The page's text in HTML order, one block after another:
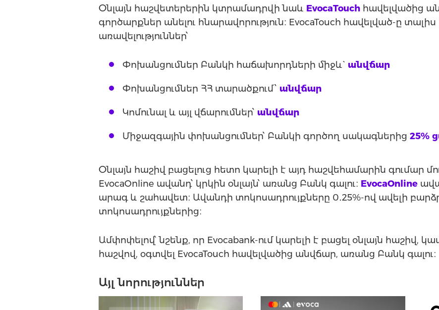
Օնլայն հաշվետերերին կտրամադրվի նաև EvocaTouch հավելվածից
գործարքներ անելու հնարավորություն։ EvocaTouch հավելված-ը
առավելություններ՝
Փոխանցումներ Բանկի հաճախորդների միջև` անվճար
Փոխանցումներ ՀՀ տարածքում՝ անվճար
Կոմունալ և այլ վճարումներ՝ անվճար
Միջազգային փոխանցումներ՝ Բանկի գործող սակագներից 25%
Օնլայն հաշիվ բացելուց հետո կարելի է այդ հաշվեհամարին գումար
EvocaOnline ավանդ՝ կրկին օնլայն՝ առանց Բանկ գալու։ EvocaOnline
արագ և շահավետ։ Ավանդի տոկոսադրույքները 0․25%-ով ավելի
տոկոսադրույքներից։
Ամփոփելով՝ նշենք, որ Evocabank-ում կարելի է բացել օնլայն հաշիվ,
հաշվով, օգտվել EvocaTouch հավելվածից անվճար, առանց Բանկ գալու։
Այլ նորություններ